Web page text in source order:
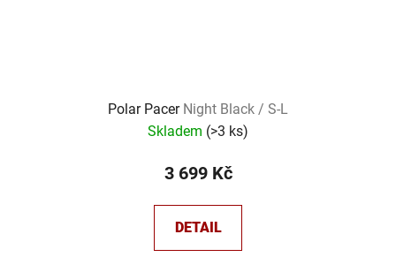
Polar Pacer Night Black / S-L
Skladem (>3 ks)
3 699 Kč
DETAIL